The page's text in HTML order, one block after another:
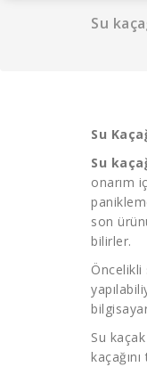
Su
Su
Su
onarım
son
bilirler.
Öncelikli
Su